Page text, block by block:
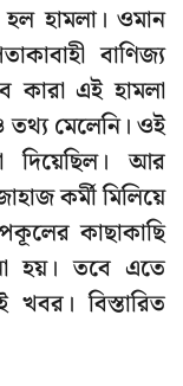
হামলা। ওমান
বাণিজ্য
কারা এই হামলা
মেলেনি। ওই
দিয়েছিল। আর
কর্মী মিলিয়ে
কাছাকাছি
হয়। তবে এতে
বিস্তারিত